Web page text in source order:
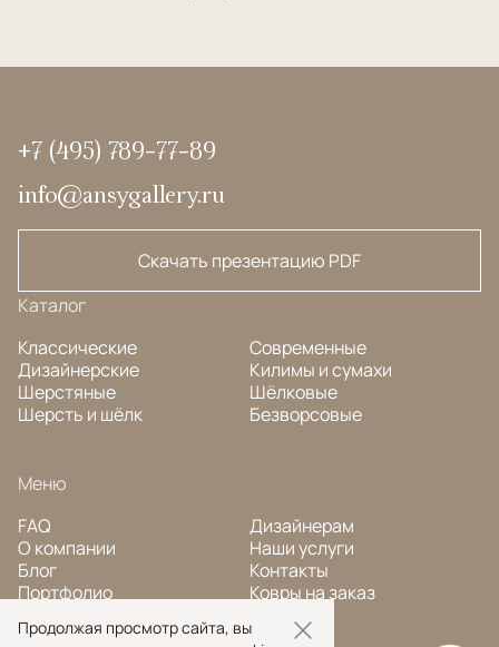
+7 (495) 789-77-89
info@ansygallery.ru
Скачать презентацию PDF
Каталог
Классические
Дизайнерские
Шерстяные
Шерсть и шёлк
Современные
Килимы и сумахи
Шёлковые
Безворсовые
Меню
FAQ
О компании
Блог
Портфолио
Дизайнерам
Наши услуги
Контакты
Ковры на заказ
Продолжая просмотр сайта, вы